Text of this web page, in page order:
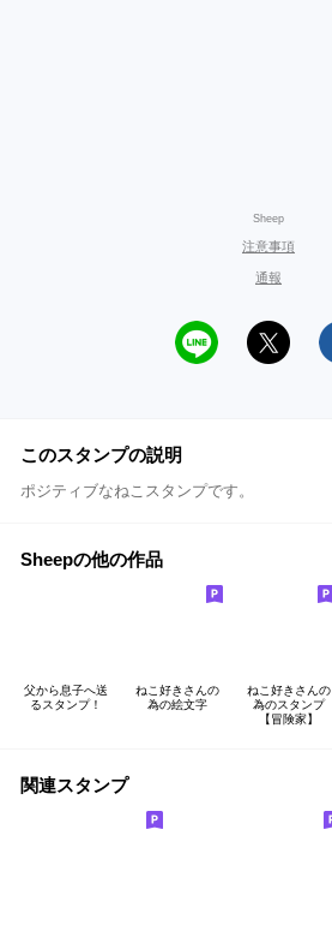
Sheep
注意事項
通報
このスタンプの説明
ポジティブなねこスタンプです。
Sheepの他の作品
父から息子へ送
るスタンプ！
ねこ好きさんの
為の絵文字
ねこ好きさんの
為のスタンプ
【冒険家】
関連スタンプ